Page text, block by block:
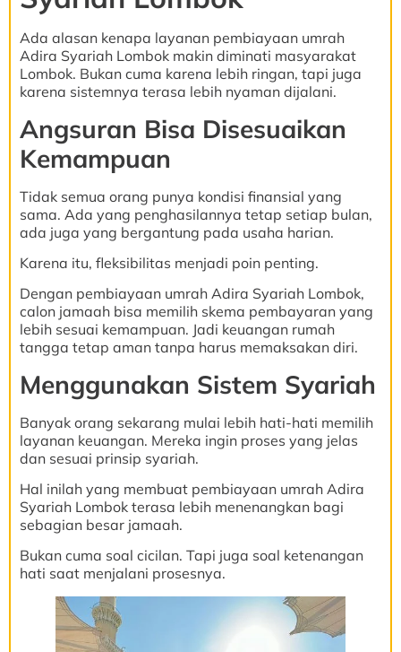
Ada alasan kenapa layanan pembiayaan umrah
Adira Syariah Lombok makin diminati masyarakat
Lombok. Bukan cuma karena lebih ringan, tapi juga
karena sistemnya terasa lebih nyaman dijalani.
Angsuran Bisa Disesuaikan
Kemampuan
Tidak semua orang punya kondisi finansial yang
sama. Ada yang penghasilannya tetap setiap bulan,
ada juga yang bergantung pada usaha harian.
Karena itu, fleksibilitas menjadi poin penting.
Dengan pembiayaan umrah Adira Syariah Lombok,
calon jamaah bisa memilih skema pembayaran yang
lebih sesuai kemampuan. Jadi keuangan rumah
tangga tetap aman tanpa harus memaksakan diri.
Menggunakan Sistem Syariah
Banyak orang sekarang mulai lebih hati-hati memilih
layanan keuangan. Mereka ingin proses yang jelas
dan sesuai prinsip syariah.
Hal inilah yang membuat pembiayaan umrah Adira
Syariah Lombok terasa lebih menenangkan bagi
sebagian besar jamaah.
Bukan cuma soal cicilan. Tapi juga soal ketenangan
hati saat menjalani prosesnya.